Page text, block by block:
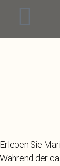
Erleben Sie
Während der